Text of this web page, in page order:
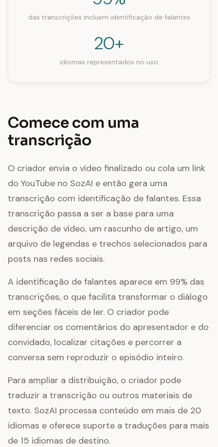
das transcrições incluem identificação de falantes
20+
idiomas representados no uso
Comece com uma
transcrição
O criador envia o vídeo finalizado ou cola um link
do YouTube no SozAI e então gera uma
transcrição com identificação de falantes. Essa
transcrição passa a ser a base para uma
descrição de vídeo, um rascunho de artigo, um
arquivo de legendas e trechos selecionados para
posts nas redes sociais.
A identificação de falantes aparece em 99% das
transcrições, o que facilita transformar o diálogo
em seções fáceis de ler. O criador pode
diferenciar os comentários do apresentador e do
convidado, localizar citações e percorrer a
conversa sem reproduzir o episódio inteiro.
Para ampliar a distribuição, o criador pode
traduzir a transcrição ou outros materiais de
texto. SozAI processa conteúdo em mais de 20
idiomas e oferece suporte a traduções para mais
de 15 idiomas de destino.